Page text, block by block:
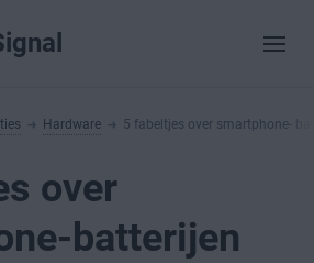
Hardware 5 fabeltjes over smartphone-
over
batterijen